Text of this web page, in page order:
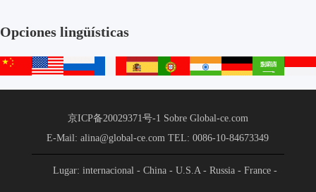
Opciones lingüísticas
中
English français español portuguêsहिन्दी Deutsch عربي
京ICP备20029371号-1 Sobre Global-ce.com
E-Mail: alina@global-ce.com TEL: 0086-10-84673349
Lugar: internacional - China - U.S.A - Russia - France -